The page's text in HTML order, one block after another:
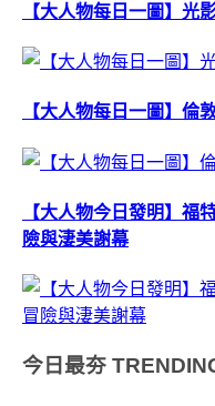
【大人物每日一圖】光
【大人物每日一圖】倫
【大人物今日發明】福
險與淒美謝幕
今日最夯